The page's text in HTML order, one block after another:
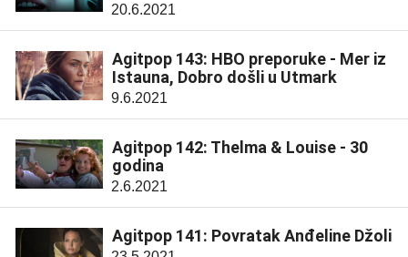
20.6.2021
Agitpop 143: HBO preporuke - Mer iz
Istauna, Dobro došli u Utmark
9.6.2021
Agitpop 142: Thelma & Louise - 30
godina
2.6.2021
Agitpop 141: Povratak Anđeline Džoli